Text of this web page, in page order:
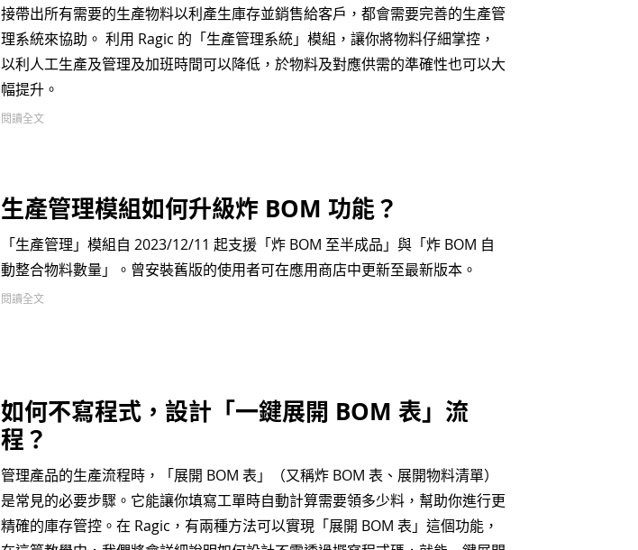
接帶出所有需要的生產物料以利產生庫存並銷售給客戶，都會需要完善的生產管
理系統來協助。 利用 Ragic 的「生產管理系統」模組，讓你將物料仔細掌控，
以利人工生產及管理及加班時間可以降低，於物料及對應供需的準確性也可以大
幅提升。
閱讀全文
生產管理模組如何升級炸 BOM 功能？
「生產管理」模組自 2023/12/11 起支援「炸 BOM 至半成品」與「炸 BOM 自
動整合物料數量」。曾安裝舊版的使用者可在應用商店中更新至最新版本。
閱讀全文
如何不寫程式，設計「一鍵展開 BOM 表」流
程？
管理產品的生產流程時，「展開 BOM 表」（又稱炸 BOM 表、展開物料清單）
是常見的必要步驟。它能讓你填寫工單時自動計算需要領多少料，幫助你進行更
精確的庫存管控。在 Ragic，有兩種方法可以實現「展開 BOM 表」這個功能，